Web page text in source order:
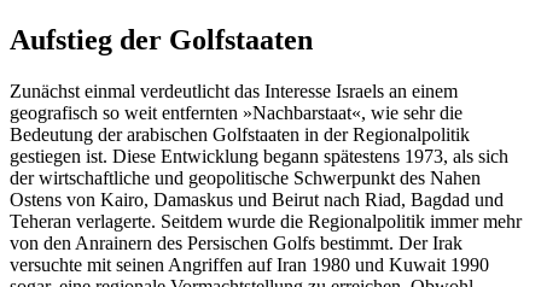
Aufstieg der Golfstaaten
Zunächst einmal verdeutlicht das Interesse Israels an einem
geografisch so weit entfernten »Nachbarstaat«, wie sehr die
Bedeutung der arabischen Golfstaaten in der Regionalpolitik
gestiegen ist. Diese Entwicklung begann spätestens 1973, als sich
der wirtschaftliche und geopolitische Schwerpunkt des Nahen
Ostens von Kairo, Damaskus und Beirut nach Riad, Bagdad und
Teheran verlagerte. Seitdem wurde die Regionalpolitik immer mehr
von den Anrainern des Persischen Golfs bestimmt. Der Irak
versuchte mit seinen Angriffen auf Iran 1980 und Kuwait 1990